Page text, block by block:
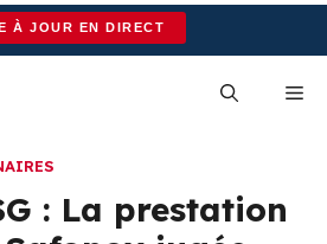
À JOUR EN DIRECT
: La prestation